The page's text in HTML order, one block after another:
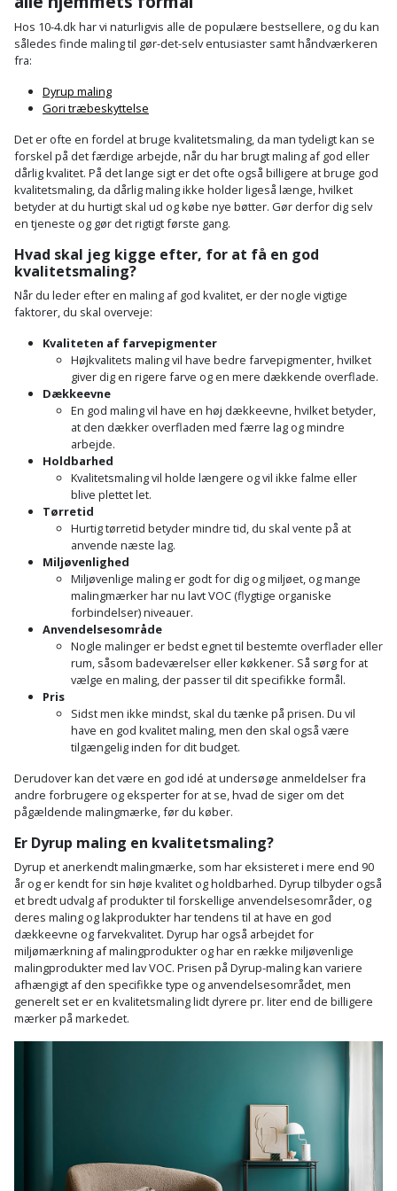
terrassebrædder
Lecablokke
fundablokke
Lofter
Lofttrapper
Murbinder
Murpap
og
murfolie
Mursten
Plastlister
Radonsikring
Rumdeler
bolte
møtrikker
Skunklem
Søm
Sternbeklædning
Tag
og
tagplader
Terrassebrædder
Terrasseopklodsning
Tråd
Vinduer
Høvl
Kiler
Kniv
og
hobbykniv
Koben
Kridtsnor
Lærlingesæt
Landmålerstok
Løfteudstyr
Målebånd
Markeringsværktøj
Mejsel
Murerværktøj
Nedstryger
Nøgleværktøj
Oliekande
Palleløfter
Polsøger
Profilsaks
Reb
og
snor
Renseservietter
og
Detektor
Diamantskæremaskine
Diamantslibertilbehør
Dykkerpistol
Dyksav
Excentersliber
Excenterslibertilbehør
Fedtsprøjte
Flamingoskærer
Flisevibrator
Føringsskinne
Forlængerledning
Fugepistol
Fugtmåler
Gipsskruemaskine
Girafsliber
Girafsliber
tilbehør
Industristøvsuger
Kantfræser
Kantlimer
Kantlimertilbehør
Kap-
og
geringssav
Kombokit
Robotplæneklipper
Robotplæneklipper
tilbehør
Vandpumpe
Vertikalskærer
/
mosfjerner
Vinduesvasker
Drivhustilbehør
Elartikler
Flagstænger
til
hus
og
have
Fuglefoderhus
Garderobe
opbevaring
Gavekort
Gummibåd
kajak
Havemøbler
Havepleje
Haveredskaber
Haveslange
tilbehør
Havetilbehør
Højbede
Højtaler
Hylder
Jagt
og
fritid
Jul
Hos 10-4.dk har vi naturligvis alle de populære bestsellere, og du kan
således finde maling til gør-det-selv entusiaster samt håndværkeren
fra:
Dyrup maling
Gori træbeskyttelse
Det er ofte en fordel at bruge kvalitetsmaling, da man tydeligt kan se
forskel på det færdige arbejde, når du har brugt maling af god eller
dårlig kvalitet. På det lange sigt er det ofte også billigere at bruge god
kvalitetsmaling, da dårlig maling ikke holder ligeså længe, hvilket
betyder at du hurtigt skal ud og købe nye bøtter. Gør derfor dig selv
en tjeneste og gør det rigtigt første gang.
Hvad skal jeg kigge efter, for at få en god
kvalitetsmaling?
Når du leder efter en maling af god kvalitet, er der nogle vigtige
faktorer, du skal overveje:
Kvaliteten af ​​farvepigmenter
Højkvalitets maling vil have bedre farvepigmenter, hvilket
giver dig en rigere farve og en mere dækkende overflade.
Dækkeevne
En god maling vil have en høj dækkeevne, hvilket betyder,
at den dækker overfladen med færre lag og mindre
arbejde.
Holdbarhed
Kvalitetsmaling vil holde længere og vil ikke falme eller
blive plettet let.
Tørretid
Hurtig tørretid betyder mindre tid, du skal vente på at
anvende næste lag.
Miljøvenlighed
Miljøvenlige maling er godt for dig og miljøet, og mange
malingmærker har nu lavt VOC (flygtige organiske
forbindelser) niveauer.
Anvendelsesområde
Nogle malinger er bedst egnet til bestemte overflader eller
rum, såsom badeværelser eller køkkener. Så sørg for at
vælge en maling, der passer til dit specifikke formål.
Pris
Sidst men ikke mindst, skal du tænke på prisen. Du vil
have en god kvalitet maling, men den skal også være
tilgængelig inden for dit budget.
Derudover kan det være en god idé at undersøge anmeldelser fra
andre forbrugere og eksperter for at se, hvad de siger om det
pågældende malingmærke, før du køber.
Er Dyrup maling en kvalitetsmaling?
Dyrup et anerkendt malingmærke, som har eksisteret i mere end 90
år og er kendt for sin høje kvalitet og holdbarhed. Dyrup tilbyder også
et bredt udvalg af produkter til forskellige anvendelsesområder, og
deres maling og lakprodukter har tendens til at have en god
dækkeevne og farvekvalitet. Dyrup har også arbejdet for
miljømærkning af malingprodukter og har en række miljøvenlige
malingprodukter med lav VOC. Prisen på Dyrup-maling kan variere
afhængigt af den specifikke type og anvendelsesområdet, men
generelt set er en kvalitetsmaling lidt dyrere pr. liter end de billigere
mærker på markedet.